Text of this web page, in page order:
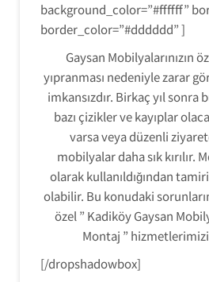
background_color=”#ffffff”
border_color=”#dddddd” ]
Gaysan Mobilyalarınızın
yıpranması nedeniyle zarar
imkansızdır. Birkaç yıl
bazı çizikler ve kayıplar
varsa veya düzenli
mobilyalar daha sık kırılır.
olarak kullanıldığından
olabilir. Bu konudaki
özel ” Kadiköy Gaysan
Montaj ”
[/dropshadowbox]